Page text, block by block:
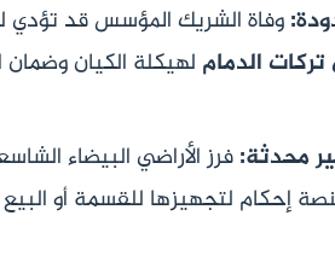
وفاة الشريك المؤسس قد تؤدي
الدمام لهيكلة الكيان وضمان
فرز الأراضي البيضاء
إحكام لتجهيزها للقسمة أو